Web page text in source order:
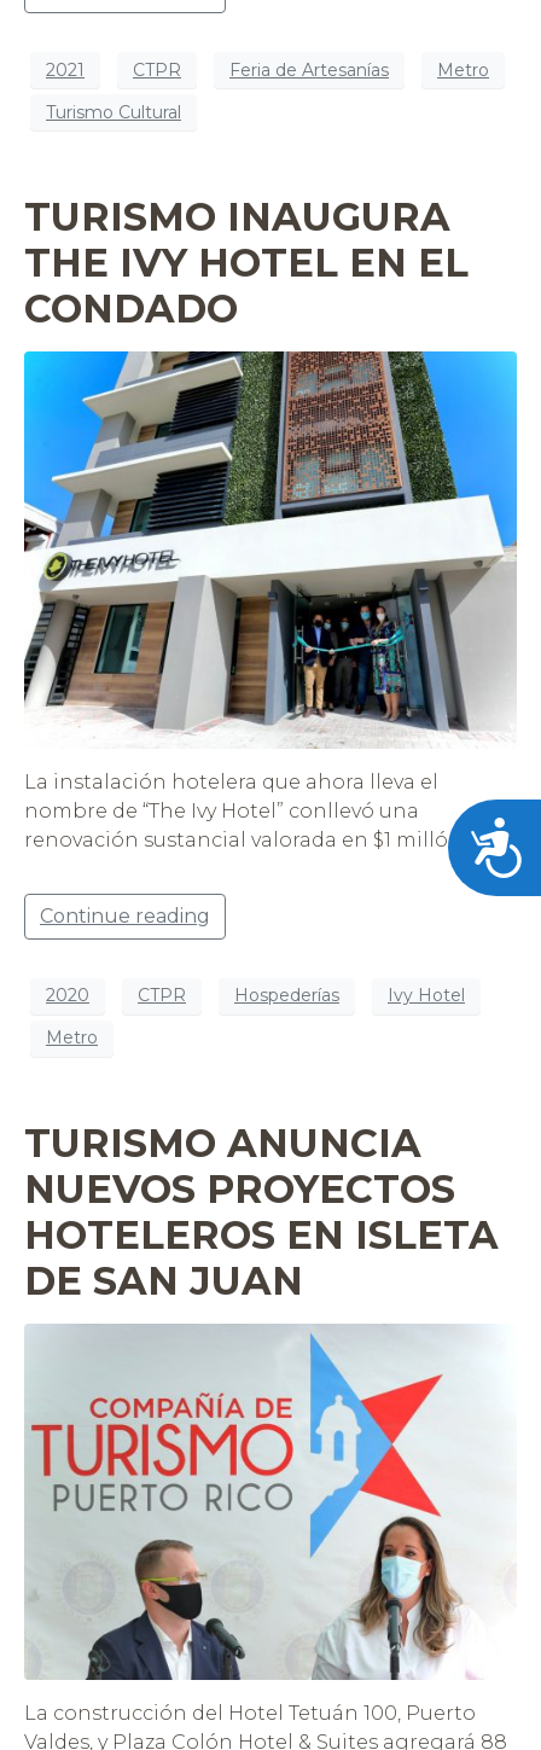
2021 CTPR Feria de Artesanías
Metro
Turismo Cultural
TURISMO INAUGURA
THE IVY HOTEL EN EL
CONDADO
La instalación hotelera que ahora lleva el
nombre de “The Ivy Hotel” conllevó una
renovación sustancial valorada en $1 millón
Continue reading
2020 CTPR Hospederías
Ivy Hotel
Metro
TURISMO ANUNCIA
NUEVOS PROYECTOS
HOTELEROS EN ISLETA
DE SAN JUAN
La construcción del Hotel Tetuán 100, Puerto
Valdes, y Plaza Colón Hotel & Suites agregará 88